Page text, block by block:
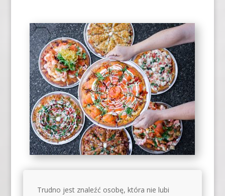
Trudno jest znaleźć osobę, która nie lubi